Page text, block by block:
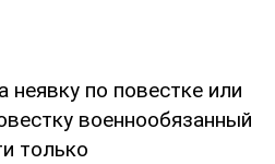
неявку по повестке или
военнообязанный
только